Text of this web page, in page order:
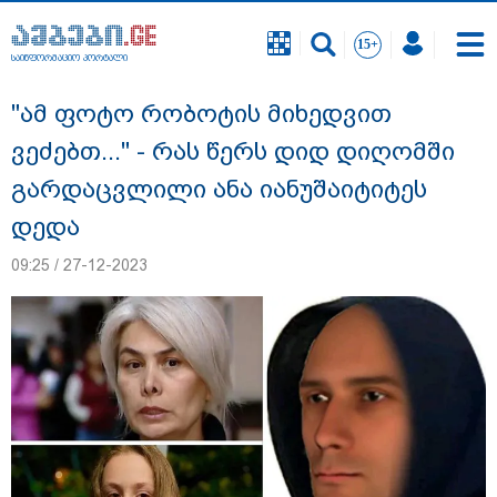
საინფორმაციო პორტალი
18 წელი აგვისტოს ომიდან - ტრაგიკული
მოვლენების ქრონოლოგია, რომელიც
შესაძლოა, აღარ გვახსოვს
საინფორმაციო პორტალი
"ამ ფოტო რობოტის მიხედვით
ვეძებთ..." - რას წერს დიდ დიღომში
გარდაცვლილი ანა იანუშაიტიტეს
დედა
09:25 / 27-12-2023